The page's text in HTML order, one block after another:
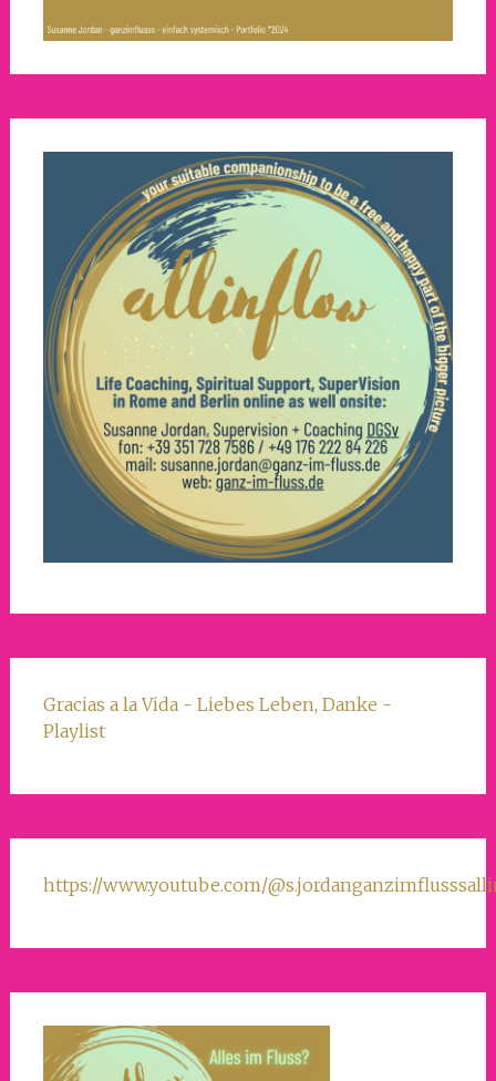
Gracias a la Vida - Liebes Leben, Danke -
Playlist
https://www.youtube.com/